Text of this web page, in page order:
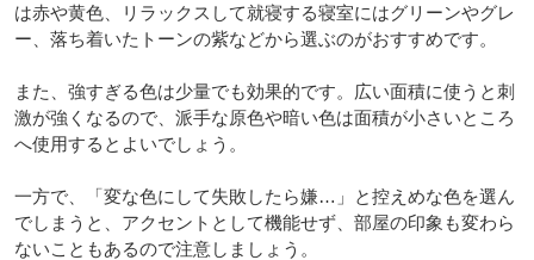
は赤や黄色、リラックスして就寝する寝室にはグリーンやグレ
ー、落ち着いたトーンの紫などから選ぶのがおすすめです。
また、強すぎる色は少量でも効果的です。広い面積に使うと刺
激が強くなるので、派手な原色や暗い色は面積が小さいところ
へ使用するとよいでしょう。
一方で、「変な色にして失敗したら嫌…」と控えめな色を選ん
でしまうと、アクセントとして機能せず、部屋の印象も変わら
ないこともあるので注意しましょう。